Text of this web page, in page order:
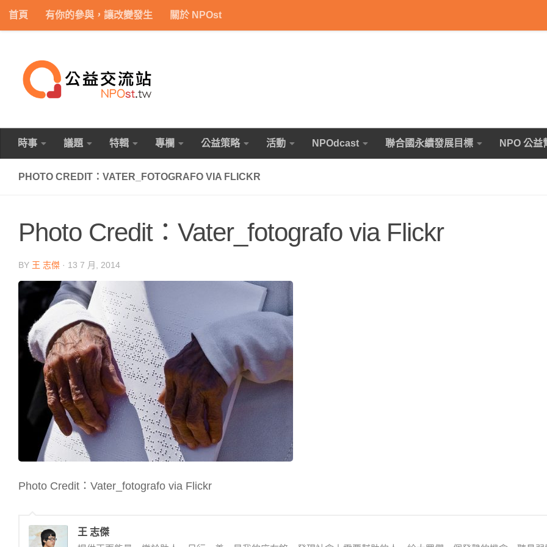
Skip to content
首頁 有你的參與，讓改變發生 關於 NPOst
時事 議題 特輯 專欄 公益策略 活動 NPOdcast 聯合國永續發展目標 NPO 公益
PHOTO CREDIT：VATER_FOTOGRAFO VIA FLICKR
Photo Credit：Vater_fotografo via Flickr
BY 王 志傑 · 13 7 月, 2014
Photo Credit：Vater_fotografo via Flickr
王 志傑